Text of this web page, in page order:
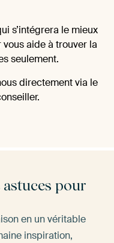
s’intégrera le mieux
aide à trouver la
seulement.
directement via le
astuces pour
en un véritable
inspiration,